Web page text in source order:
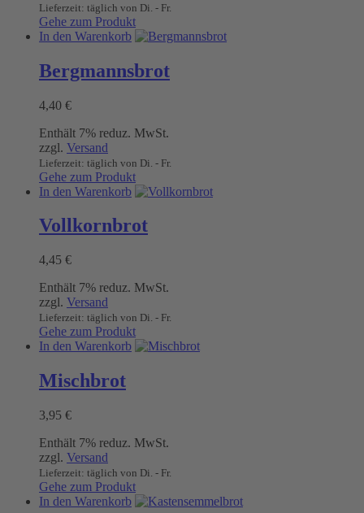
Lieferzeit: täglich von Di. - Fr.
Gehe zum Produkt
In den Warenkorb
Bergmannsbrot
4,40 €
Enthält 7% reduz. MwSt.
zzgl. Versand
Lieferzeit: täglich von Di. - Fr.
Gehe zum Produkt
In den Warenkorb
Vollkornbrot
4,45 €
Enthält 7% reduz. MwSt.
zzgl. Versand
Lieferzeit: täglich von Di. - Fr.
Gehe zum Produkt
In den Warenkorb
Mischbrot
3,95 €
Enthält 7% reduz. MwSt.
zzgl. Versand
Lieferzeit: täglich von Di. - Fr.
Gehe zum Produkt
In den Warenkorb